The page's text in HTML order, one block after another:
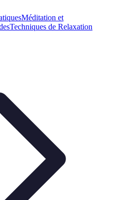
Méditation et
Techniques de Relaxation